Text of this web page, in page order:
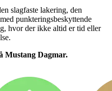
slagfaste lakering, den
punkteringsbeskyttende
hvor der ikke altid er tid eller
Mustang Dagmar.